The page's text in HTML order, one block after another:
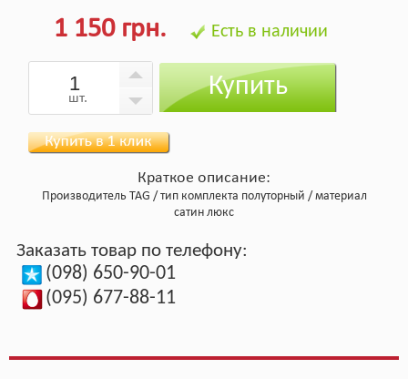
1 150 грн. Есть в наличии
шт. Купить
Краткое описание:
Производитель TAG тип комплекта полуторный
материал
сатин люкс
Заказать товар по телефону:
(098) 650-90-01
(095) 677-88-11